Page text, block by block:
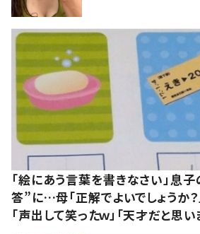
「絵にあう言葉を書きなさい」息
答”に…母「正解でよいでしょうか
「声出して笑ったｗ」「天才だと思い